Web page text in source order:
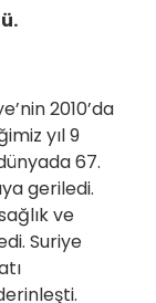
2010’da
yıl 9
67.
geriledi.
ve
Suriye